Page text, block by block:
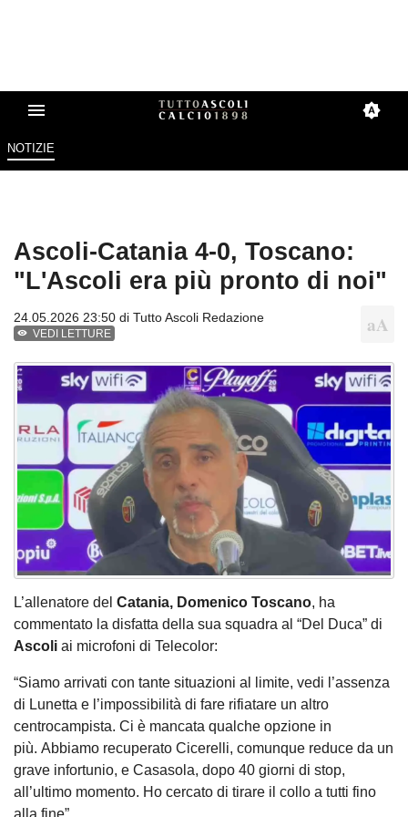
NOTIZIE
Ascoli-Catania 4-0, Toscano:
"L'Ascoli era più pronto di noi"
24.05.2026 23:50 di Tutto Ascoli Redazione
VEDI LETTURE
L’allenatore del Catania, Domenico Toscano, ha
commentato la disfatta della sua squadra al “Del Duca” di
Ascoli ai microfoni di Telecolor:
“Siamo arrivati con tante situazioni al limite, vedi l’assenza
di Lunetta e l’impossibilità di fare rifiatare un altro
centrocampista. Ci è mancata qualche opzione in
più. Abbiamo recuperato Cicerelli, comunque reduce da un
grave infortunio, e Casasola, dopo 40 giorni di stop,
all’ultimo momento. Ho cercato di tirare il collo a tutti fino